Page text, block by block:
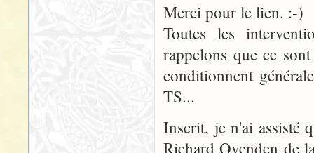
Merci pour le lien. :-)
Toutes les
rappelons que ce
conditionnent
TS...
Inscrit, je n'ai assisté
Richard Ovenden de